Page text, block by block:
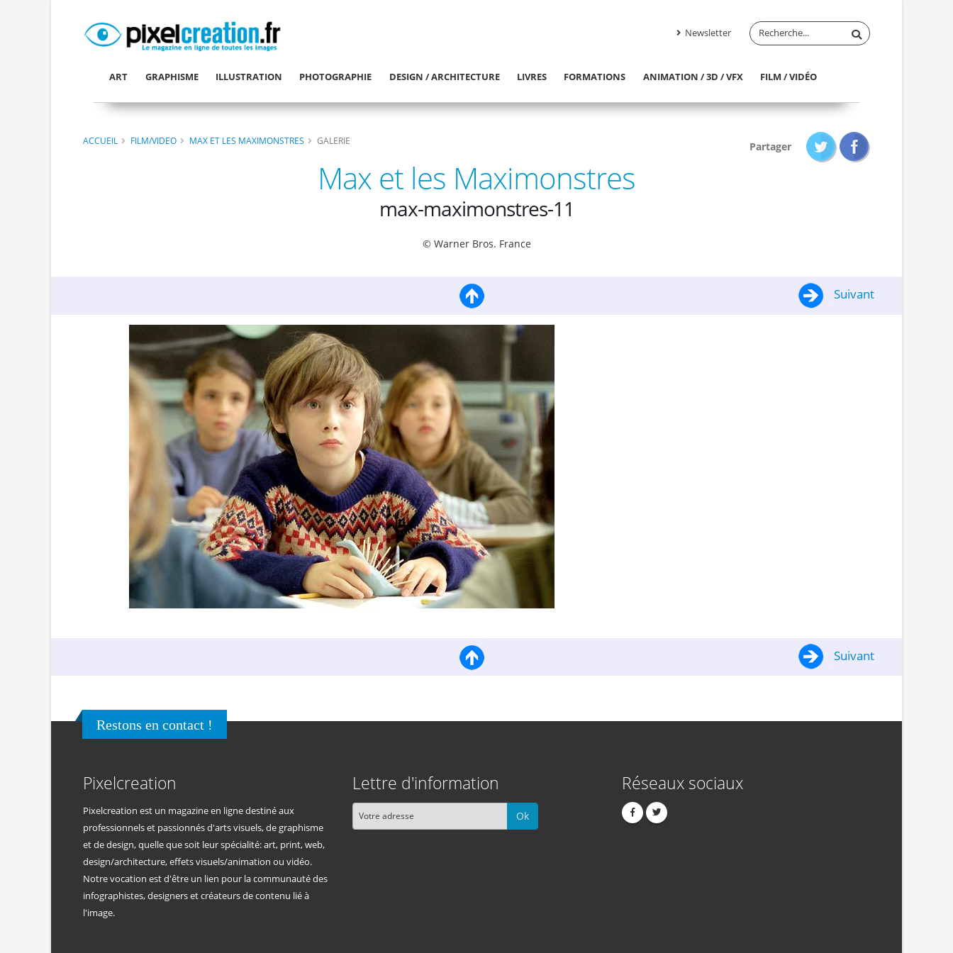
Newsletter
ART GRAPHISME ILLUSTRATION PHOTOGRAPHIE DESIGN / ARCHITECTURE LIVRES FORMATIONS ANIMATION / 3D / VFX FILM / VIDÉO
ACCUEIL FILM/VIDEO MAX ET LES MAXIMONSTRES GALERIE Partager
Max et les Maximonstres
max-maximonstres-11
© Warner Bros. France
Suivant
Suivant
Restons en contact !
Pixelcreation
Pixelcreation est un magazine en ligne destiné aux
professionnels et passionnés d'arts visuels, de graphisme
et de design, quelle que soit leur spécialité: art, print, web,
design/architecture, effets visuels/animation ou vidéo.
Notre vocation est d'être un lien pour la communauté des
infographistes, designers et créateurs de contenu lié à
l'image.
Lettre d'information
Ok
Réseaux sociaux